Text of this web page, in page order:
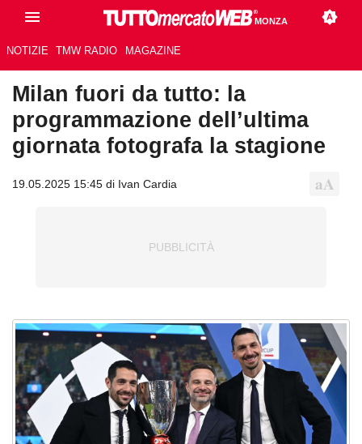
MONZA
NOTIZIE TMW RADIO MAGAZINE
Milan fuori da tutto: la
programmazione dell’ultima
giornata fotografa la stagione
19.05.2025 15:45 di Ivan Cardia